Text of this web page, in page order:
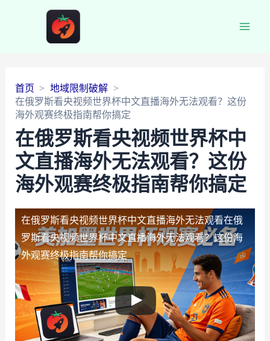
首页
地域限制破解
在俄罗斯看央视频世界杯中文直播海外无法观看？这份
海外观赛终极指南帮你搞定
在俄罗斯看央视频世界杯中
文直播海外无法观看？这份
海外观赛终极指南帮你搞定
在俄罗斯看央视频世界杯中文直播海外无法观看在俄
罗斯看央视频世界杯中文直播海外无法观看？这份海
外观赛终极指南帮你搞定